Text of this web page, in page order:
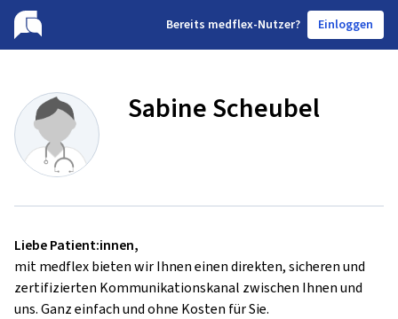
Bereits medflex-Nutzer? Einloggen
Sabine Scheubel
Liebe Patient:innen,
mit medflex bieten wir Ihnen einen direkten, sicheren und
zertifizierten Kommunikationskanal zwischen Ihnen und
uns. Ganz einfach und ohne Kosten für Sie.